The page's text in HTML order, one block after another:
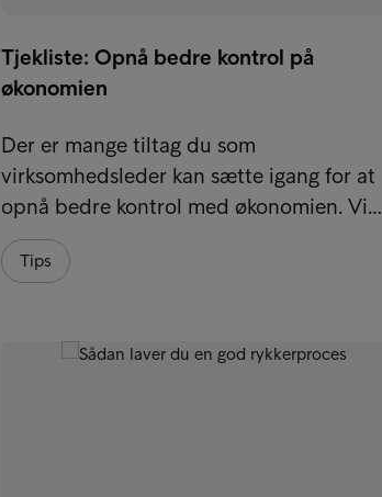
Tjekliste: Opnå bedre kontrol på
økonomien
Der er mange tiltag du som
virksomhedsleder kan sætte igang for at
opnå bedre kontrol med økonomien. Vi…
Tips